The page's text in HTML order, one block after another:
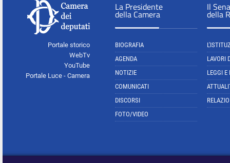
Portale storico
WebTv
YouTube
Portale Luce - Camera
La Presidente
della Camera
BIOGRAFIA
AGENDA
NOTIZIE
COMUNICATI
DISCORSI
FOTO/VIDEO
Il
della
LAVORI
LEGGI E